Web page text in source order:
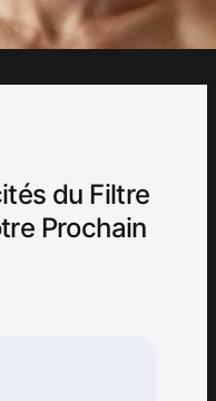
du Filtre
Prochain